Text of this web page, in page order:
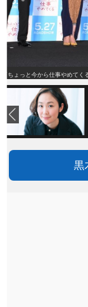
『ちょっと今から仕事やめて
黒